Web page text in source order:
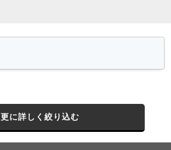
更に詳しく絞り込む